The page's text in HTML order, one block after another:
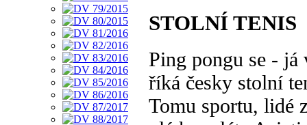
STOLNÍ TENIS
Ping pongu se -
říká česky stolní
Tomu sportu, lidé